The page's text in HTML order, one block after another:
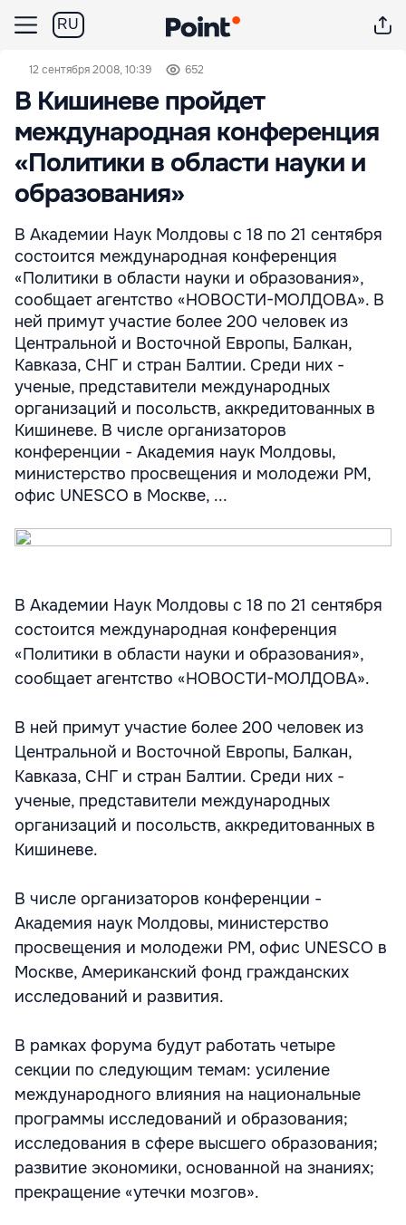
RU
12 сентября 2008, 10:39 652
В Кишиневе пройдет
международная конференция
«Политики в области науки и
образования»
В Академии Наук Молдовы с 18 по 21 сентября
состоится международная конференция
«Политики в области науки и образования»,
сообщает агентство «НОВОСТИ-МОЛДОВА». В
ней примут участие более 200 человек из
Центральной и Восточной Европы, Балкан,
Кавказа, СНГ и стран Балтии. Среди них -
ученые, представители международных
организаций и посольств, аккредитованных в
Кишиневе. В числе организаторов
конференции - Академия наук Молдовы,
министерство просвещения и молодежи РМ,
офис UNESCO в Москве, ...
В Академии Наук Молдовы с 18 по 21 сентября
состоится международная конференция
«Политики в области науки и образования»,
сообщает агентство «НОВОСТИ-МОЛДОВА».
В ней примут участие более 200 человек из
Центральной и Восточной Европы, Балкан,
Кавказа, СНГ и стран Балтии. Среди них -
ученые, представители международных
организаций и посольств, аккредитованных в
Кишиневе.
В числе организаторов конференции -
Академия наук Молдовы, министерство
просвещения и молодежи РМ, офис UNESCO в
Москве, Американский фонд гражданских
исследований и развития.
В рамках форума будут работать четыре
секции по следующим темам: усиление
международного влияния на национальные
программы исследований и образования;
исследования в сфере высшего образования;
развитие экономики, основанной на знаниях;
прекращение «утечки мозгов».